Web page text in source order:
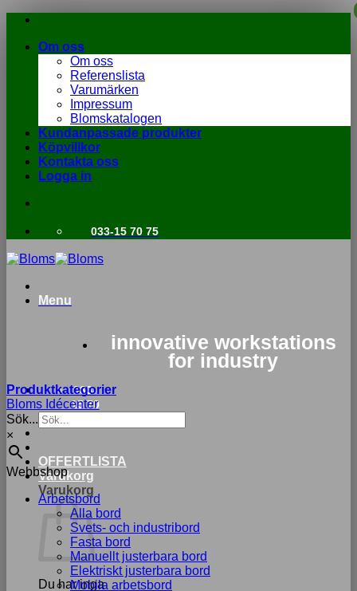
Skip
contentOm oss
Om oss
Referenslista
Varumärken
Impressum
Blomskatalogen
Kundanpassade produkter
Köpvillkor
Kontakta oss
Logga in
033-15 70 75
Menu
innovative workstations
for industry
033-
15 70
OFFERTLISTA
Varukorg
Varukorg
Du har inga
Produktkategorier
Bloms Idécenter
Sök...
×
Webbshop
Arbetsbord
Alla bord
Svets- och industribord
Fasta bord
Manuellt justerbara bord
Elektriskt justerbara bord
Mobila arbetsbord